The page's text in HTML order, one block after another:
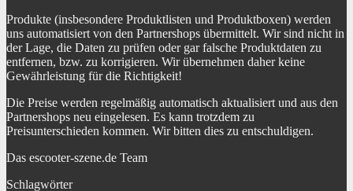
Produkte (insbesondere Produktlisten und Produktboxen) werden
uns automatisiert von den Partnershops übermittelt. Wir sind nicht in
der Lage, die Daten zu prüfen oder gar falsche Produktdaten zu
entfernen, bzw. zu korrigieren. Wir übernehmen daher keine
Gewährleistung für die Richtigkeit!
Die Preise werden regelmäßig automatisch aktualisiert und aus den
Partnershops neu eingelesen. Es kann trotzdem zu
Preisunterschieden kommen. Wir bitten dies zu entschuldigen.
Das escooter-szene.de Team
Schlagwörter